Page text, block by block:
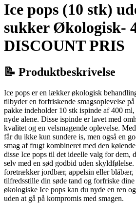
Ice pops (10 stk)
sukker Økologisk-
DISCOUNT PRIS
📝 Produktbeskrivelse
Ice pops er en lækker økologisk
tilbyder en forfriskende smagsoplevelse
pakke indeholder 10 stk ispinde af 400
nyde alene. Disse ispinde er lavet med
kvalitet og en velsmagende oplevelse.
får du ikke kun sundere is, men også en
smag af frugt kombineret med den
disse Ice pops til det ideelle valg for dem,
selv med en sød godbid uden skyldfølelse.
foretrækker jordbær, appelsin eller blåbær,
tilfredsstille din søde tand og forfriske
økologiske Ice pops kan du nyde en ren
uden at gå på kompromis med smagen.